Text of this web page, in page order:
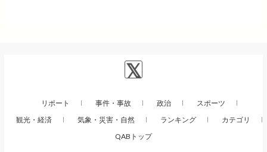
リポート 事件・事故 政治
スポーツ
観光・経済
気象・災害・自然 ランキング
カテゴリ
QABトップ